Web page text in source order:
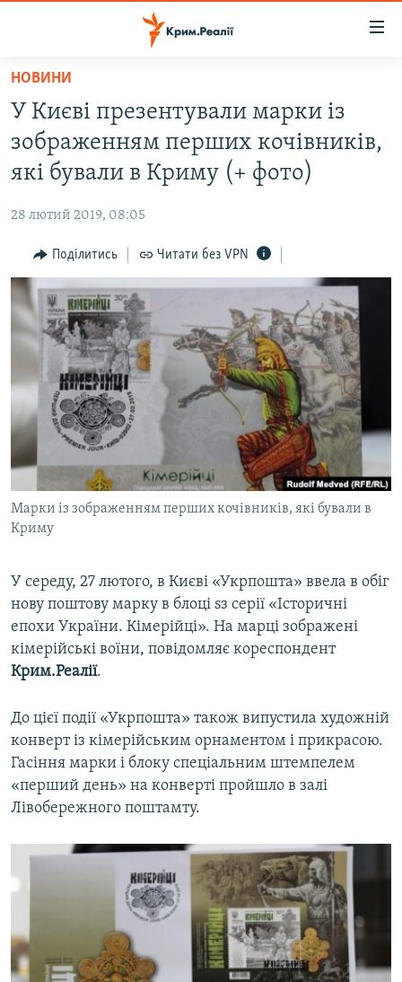
Перейти
основного
матеріалу
Перейти
до
основної
Перейти
до
пошуку
ВОДА.КРИМ
ВІДЕО ТА ФОТО
БЛОГИ
ПОГЛЯД
ІНТЕРВ'Ю
ВСЕ ЗА ДЕНЬ
СПЕЦПРОЕКТИ
ДЕПОРТАЦІЯ
ВІДЕОУРОКИ «ELIFBE»
СВІДЧЕННЯ ОКУПАЦІЇ
УКРАЇНСЬКА ПРОБЛЕМА КРИМУ
ІНФОГРАФІКА
ЯК ОБІЙТИ БЛОКУВАННЯ
Русский
Qırımtatar
ДОЛУЧАЙСЯ!
Усі сайти RFE/RL
НОВИНИ
У Києві презентували марки із
зображенням перших кочівників,
які бували в Криму (+ фото)
28 лютий 2019, 08:05
Поділитись Читати без VPN
Марки із зображенням перших кочівників, які бували в
Криму
У середу, 27 лютого, в Києві «Укрпошта» ввела в обіг
нову поштову марку в блоці sз серії «Історичні
епохи України. Кімерійці». На марці зображені
кімерійські воїни, повідомляє кореспондент
Крим.Реалії.
До цієї події «Укрпошта» також випустила художній
конверт із кімерійським орнаментом і прикрасою.
Гасіння марки і блоку спеціальним штемпелем
«перший день» на конверті пройшло в залі
Лівобережного поштамту.